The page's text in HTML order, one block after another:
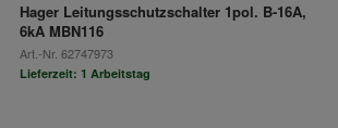
Hager Leitungsschutzschalter 1pol. B-16A,
6kA MBN116
Art.-Nr. 62747973
Lieferzeit: 1 Arbeitstag